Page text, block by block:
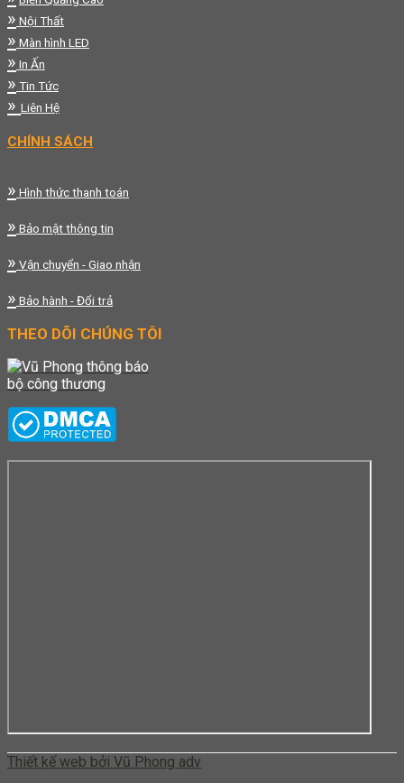
» Nội Thất
» Màn hình LED
» In Ấn
» Tin Tức
» Liên Hệ
CHÍNH SÁCH
» Hình thức thanh toán
» Bảo mật thông tin
» Vận chuyển - Giao nhận
» Bảo hành - Đổi trả
THEO DÕI CHÚNG TÔI
Thiết kế web bởi Vũ Phong adv